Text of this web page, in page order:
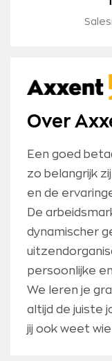
Over
Een goed
zo belangrijk
en de
De
dynamischer
persoonlijke
We leren je
altijd de juiste
jij ook weet wie